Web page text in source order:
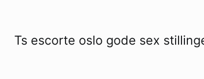
Ts escorte oslo gode sex